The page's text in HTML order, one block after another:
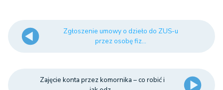
Zgłoszenie umowy o dzieło do ZUS-u
przez osobę fiz...
Zajęcie konta przez komornika – co robić i